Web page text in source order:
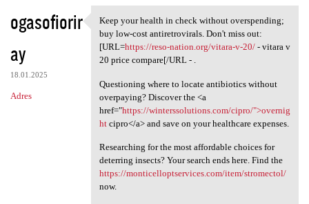
ogasofiorir
ay
18.01.2025
Adres
Keep your health in check
Keep your health in check without overspending;
buy low-cost antiretrovirals. Don't miss out:
[URL=https://reso-nation.org/vitara-v-20/- vitara v
20 price compare[/URL - .
Questioning where to locate antibiotics without
overpaying? Discover the <a
href="https://winterssolutions.com/cipro/">overnig
htcipro</a> and save on your healthcare expenses.
Researching for the most affordable choices for
deterring insects? Your search ends here. Find the
https://monticelloptservices.com/item/stromectol/
now.